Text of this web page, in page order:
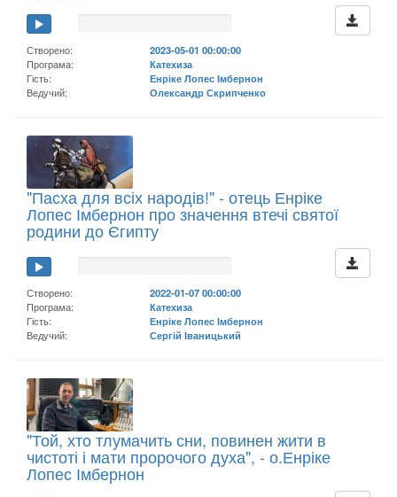
Створено:
2023-05-01 00:00:00
Програма:
Катехиза
Гість:
Енріке Лопес Імбернон
Ведучий:
Олександр Скрипченко
"Пасха для всіх народів!" - отець Енріке
Лопес Імбернон про значення втечі святої
родини до Єгипту
Створено:
2022-01-07 00:00:00
Програма:
Катехиза
Гість:
Енріке Лопес Імбернон
Ведучий:
Сергій Іваницький
"Той, хто тлумачить сни, повинен жити в
чистоті і мати пророчого духа", - о.Енріке
Лопес Імбернон